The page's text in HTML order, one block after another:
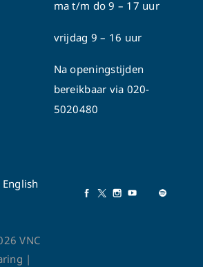
ma t/m do9 – 17 uur
vrijdag 9 – 16 uur
Na openingstijden
bereikbaar via 020-
5020480
English
VNC
|